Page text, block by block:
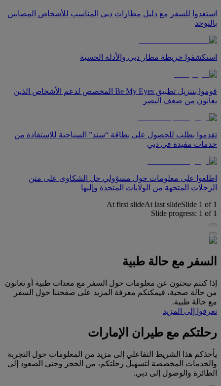
استعدوا للسفر مع دليل مطارات دبي المناسب للأشخاص المصابين
بالتوحد
استكشفوا خريطة مطار دبي والأدلة الحسية
قوموا بتنزيل تطبيق Be My Eyes المخصص لدعم الأشخاص الذين
يعانون من ضعف البصر
تقدموا بطلب للحصول على بطاقة “سند” السياحية للاستفادة من
خدمات مفيدة في دبي
اطلعوا على معلومات حول مسؤولي حل الشكاوى على متن
الرحلات المتجهة من الولايات المتحدة وإليها
At first slideAt last slideSlide 1 of 1
Slide progress: 1 of 1
السفر مع حالة طبية
إذا كنتم تبحثون عن معلومات حول السفر مع معدات طبية أو تعانون
من حالة صحية، فيمكنكم معرفة المزيد على صفحتنا حول السفر
مع حالة طبية.
تعرفوا إلى المزيد
رحلتكم مع طيران الإمارات
يأخذكم هذا الشريط التفاعلي إلى مزيد من المعلومات حول التجربة
والخدمات المخصصة لتسهيل رحلتكم، من الحجز وحتى الصعود إلى
الطائرة والوصول إلى دبي.